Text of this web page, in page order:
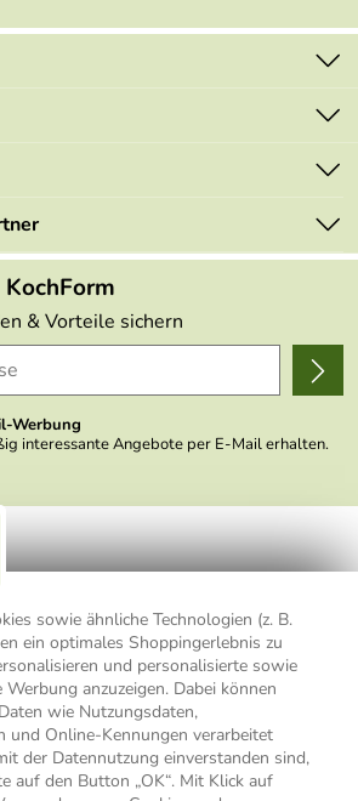
sowie ähnliche Technologien (z. B.
ein optimales Shoppingerlebnis zu
und personalisierte sowie
anzuzeigen. Dabei können
wie Nutzungsdaten,
und Online-Kennungen verarbeitet
der Datennutzung einverstanden sind,
auf den Button „OK“. Mit Klick auf
& Vorteile sichern
Werbung
interessante Angebote per E-Mail erhalten.
wird nicht an andere Unternehmen
Zwecken wird in anonymer Form
konkrete Person geklickt hat. Diese
meiner E-Mail- Adresse für Werbezwecke
Wirkung für die Zukunft widerrufen, indem ich
am Ende des Newsletters anklicke oder die
Mitgliederbereich deaktiviere. Die
habe ich zur Kenntnis genommen.
Datenschutzerklärung
AGB
Widerrufsformular
Vertrag widerrufen